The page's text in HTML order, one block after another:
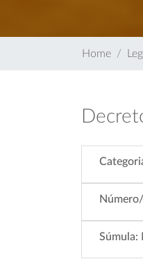
Home
Súmula: